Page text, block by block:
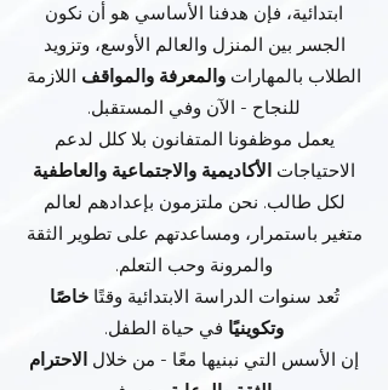
ابتدائية، فإن هدفنا الأساسي هو أن نكون
الجسر بين المنزل والعالم الأوسع، وتزويد
الطلاب بالمهارات والمعرفة والمواقف اللازمة
للنجاح - الآن وفي المستقبل.
يعمل موظفونا المتفانون بلا كلل لدعم
الاحتياجات الأكاديمية والاجتماعية والعاطفية
لكل طالب. نحن ملتزمون بإعدادهم لعالم
متغير باستمرار، ومساعدتهم على تطوير الثقة
والمرونة وحب التعلم.
تُعد سنوات الدراسة الابتدائية وقتًاخاصًا
وتكوينيًا في حياة الطفل.
إن الأسس التي نبنيها معًا - من خلال الاحترام